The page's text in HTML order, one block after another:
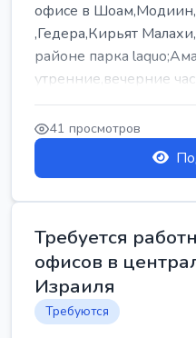
офисе в
,Гедера,Кирьят
районе парка
утренние,вечерние
41 просмотров
Требуется
офисов в
Израиля
Требуются